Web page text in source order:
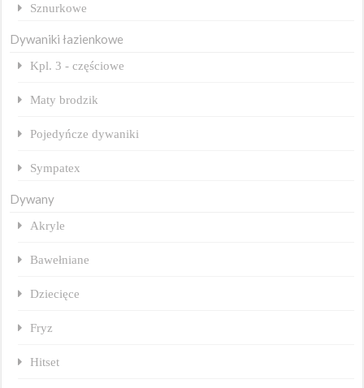
Sznurkowe
Dywaniki łazienkowe
Kpl. 3 - częściowe
Maty brodzik
Pojedyńcze dywaniki
Sympatex
Dywany
Akryle
Bawełniane
Dziecięce
Fryz
Hitset